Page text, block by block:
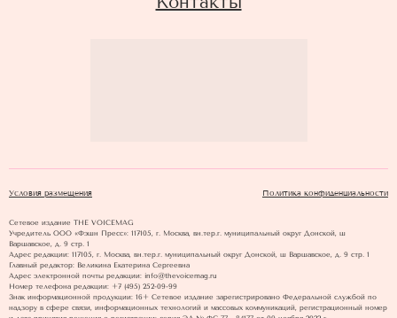
Условия размещения Политика конфиденциальности
Сетевое издание THE VOICEMAG
Учредитель ООО «Фэшн Пресс»: 117105, г. Москва, вн.тер.г. муниципальный округ Донской, ш
Варшавское, д. 9 стр. 1
Адрес редакции: 117105, г. Москва, вн.тер.г. муниципальный округ Донской, ш Варшавское, д. 9 стр. 1
Главный редактор: Великина Екатерина Сергеевна
Адрес электронной почты редакции: info@thevoicemag.ru
Номер телефона редакции: +7 (495) 252-09-99
Знак информационной продукции: 16+ Cетевое издание зарегистрировано Федеральной службой по
надзору в сфере связи, информационных технологий и массовых коммуникаций, регистрационный номер